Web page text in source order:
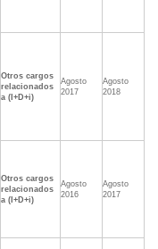
Otros cargos
relacionados
a (I+D+i)
Agosto
2017
Agosto
2018
Otros cargos
relacionados
a (I+D+i)
Agosto
2016
Agosto
2017